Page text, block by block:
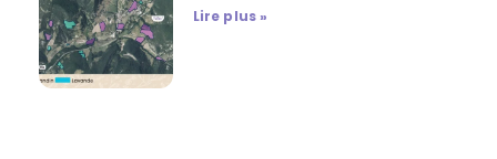
Lire plus »